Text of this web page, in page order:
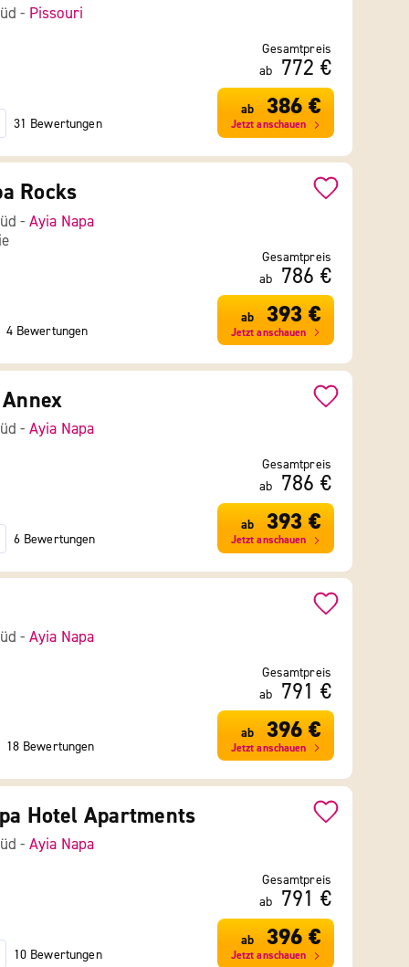
- Pissouri
31 Bewertungen
Gesamtpreis
ab
772 €
ab 386 €
Jetzt anschauen
Rocks
- Ayia Napa
4 Bewertungen
Gesamtpreis
ab
786 €
ab 393 €
Jetzt anschauen
- Ayia Napa
6 Bewertungen
Gesamtpreis
ab
786 €
ab 393 €
Jetzt anschauen
- Ayia Napa
18 Bewertungen
Gesamtpreis
ab
791 €
ab 396 €
Jetzt anschauen
Hotel Apartments
- Ayia Napa
10 Bewertungen
Gesamtpreis
ab
791 €
ab 396 €
Jetzt anschauen